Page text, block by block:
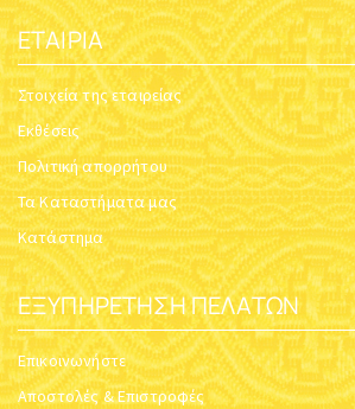
ΕΤΑΙΡΊΑ
Στοιχεία της εταιρείας
Εκθέσεις
Πολιτική απορρήτου
Τα Καταστήματα μας
Κατάστημα
ΕΞΥΠΗΡΈΤΗΣΗ ΠΕΛΑΤΏΝ
Επικοινωνήστε
Αποστολές & Επιστροφές